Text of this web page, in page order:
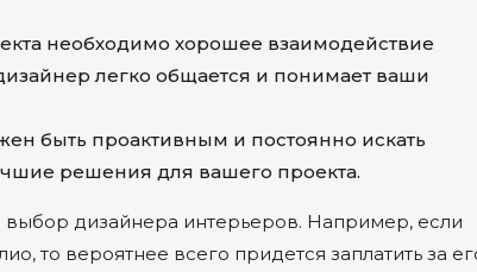
необходимо хорошее взаимодействие
легко общается и понимает ваши
быть проактивным и постоянно искать
решения для вашего проекта.
дизайнера интерьеров. Например, если
то вероятнее всего придется заплатить за